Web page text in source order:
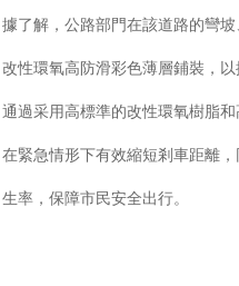
據了解，公路部門在該道路的彎
改性環氧高防滑彩色薄層鋪裝，以
通過采用高標準的改性環氧樹脂
在緊急情形下有效縮短剎車距離
生率，保障市民安全出行。